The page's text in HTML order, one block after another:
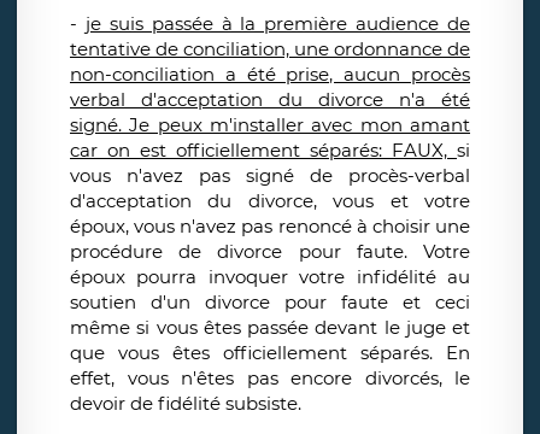
- je suis passée à la première audience de
tentative de conciliation, une ordonnance de
non-conciliation a été prise, aucun procès
verbal d'acceptation du divorce n'a été
signé. Je peux m'installer avec mon amant
car on est officiellement séparés: FAUX, si
vous n'avez pas signé de procès-verbal
d'acceptation du divorce, vous et votre
époux, vous n'avez pas renoncé à choisir une
procédure de divorce pour faute. Votre
époux pourra invoquer votre infidélité au
soutien d'un divorce pour faute et ceci
même si vous êtes passée devant le juge et
que vous êtes officiellement séparés. En
effet, vous n'êtes pas encore divorcés, le
devoir de fidélité subsiste.